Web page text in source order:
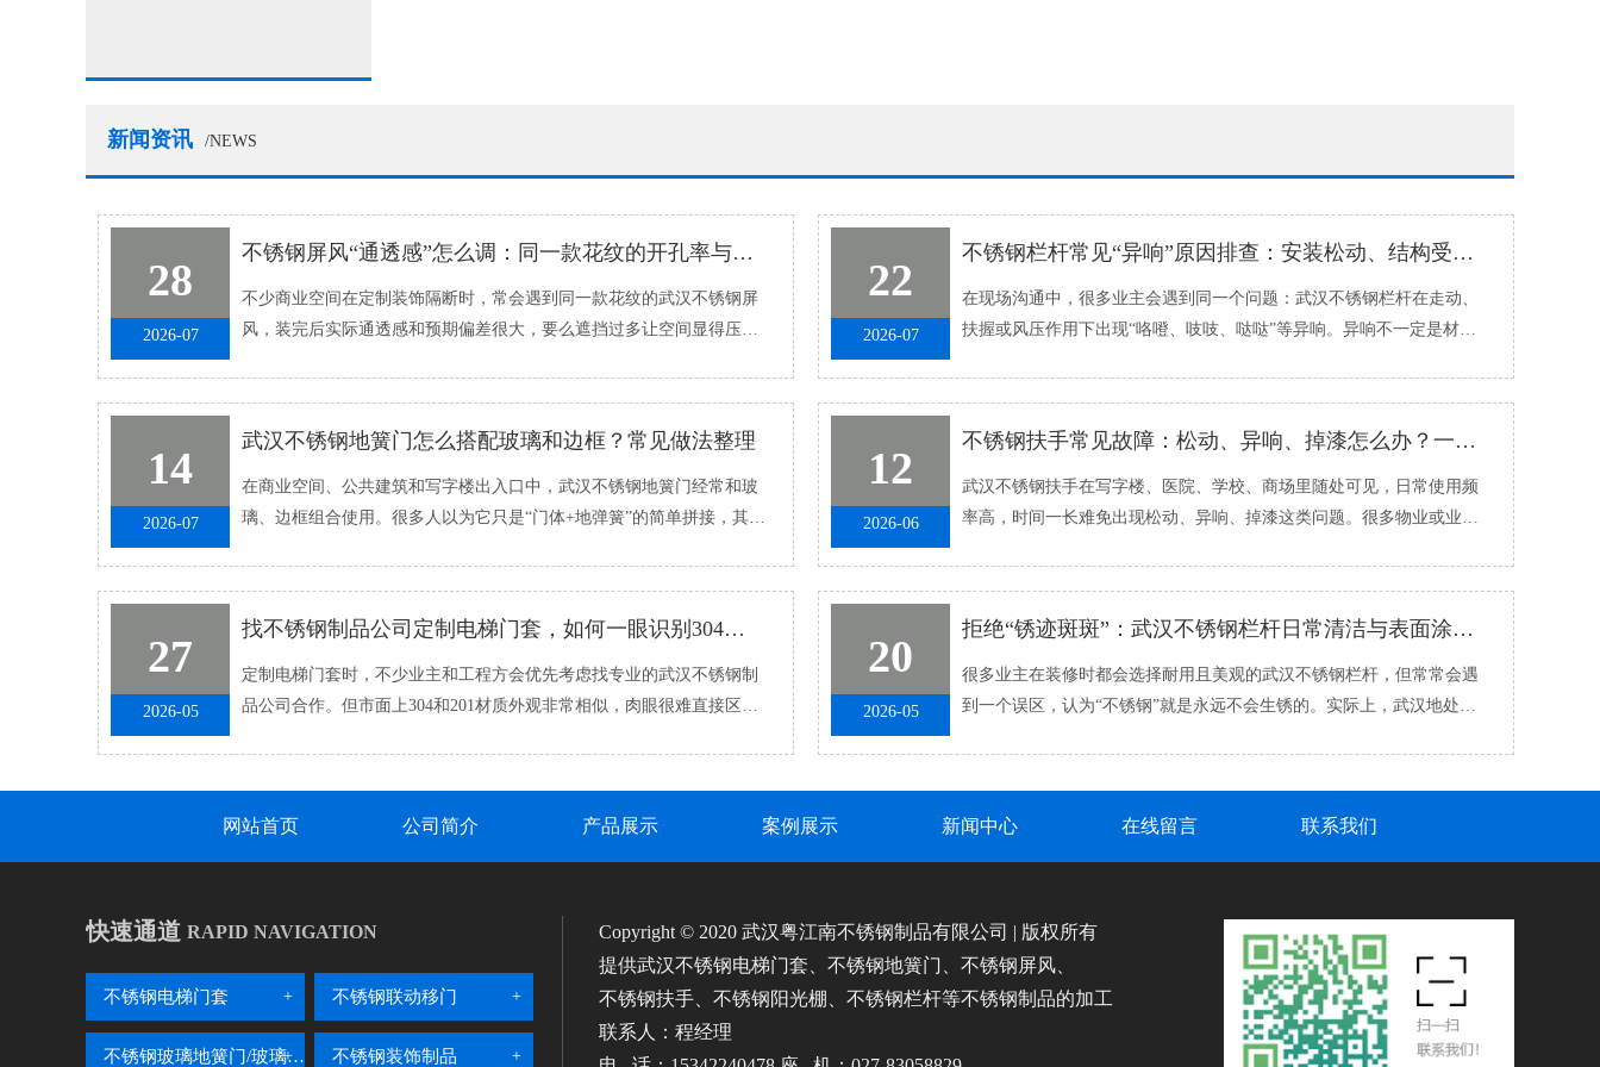
新闻资讯 /NEWS
28
2026-07
不锈钢屏风“通透感”怎么调：同一款花纹的开孔率与视觉效果解析
不少商业空间在定制装饰隔断时，常会遇到同一款花纹的武汉不锈钢屏
风，装完后实际通透感和预期偏差很大，要么遮挡过多让空间显得压
22
2026-07
不锈钢栏杆常见“异响”原因排查：安装松动、结构受力、连接件该怎么处理
在现场沟通中，很多业主会遇到同一个问题：武汉不锈钢栏杆在走动、
扶握或风压作用下出现“咯噔、吱吱、哒哒”等异响。异响不一定是材料
14
2026-07
武汉不锈钢地簧门怎么搭配玻璃和边框？常见做法整理
在商业空间、公共建筑和写字楼出入口中，武汉不锈钢地簧门经常和玻
璃、边框组合使用。很多人以为它只是“门体+地弹簧”的简单拼接，其实
12
2026-06
不锈钢扶手常见故障：松动、异响、掉漆怎么办？一步步自查
武汉不锈钢扶手在写字楼、医院、学校、商场里随处可见，日常使用频
率高，时间一长难免出现松动、异响、掉漆这类问题。很多物业或业主
27
2026-05
找不锈钢制品公司定制电梯门套，如何一眼识别304与201材质？
定制电梯门套时，不少业主和工程方会优先考虑找专业的武汉不锈钢制
品公司合作。但市面上304和201材质外观非常相似，肉眼很难直接区
20
2026-05
拒绝“锈迹斑斑”：武汉不锈钢栏杆日常清洁与表面涂层维护的实用技巧
很多业主在装修时都会选择耐用且美观的武汉不锈钢栏杆，但常常会遇
到一个误区，认为“不锈钢”就是永远不会生锈的。实际上，武汉地处江
网站首页 公司简介 产品展示 案例展示 新闻中心 在线留言 联系我们
快速通道 RAPID NAVIGATION
不锈钢电梯门套 不锈钢联动移门
不锈钢玻璃地簧门/玻璃隔断 不锈钢装饰制品
Copyright © 2020 武汉粤江南不锈钢制品有限公司 | 版权所有
提供武汉不锈钢电梯门套、不锈钢地簧门、不锈钢屏风、
不锈钢扶手、不锈钢阳光棚、不锈钢栏杆等不锈钢制品的加工
联系人：程经理